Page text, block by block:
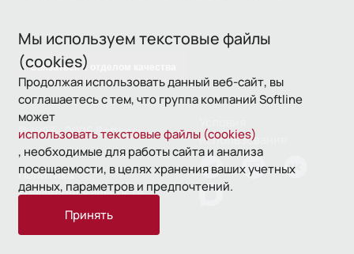
Мы используем текстовые файлы
(cookies)
Продолжая использовать данный веб-сайт, вы
соглашаетесь с тем, что группа компаний Softline
может
использовать текстовые файлы (cookies)
, необходимые для работы сайта и анализа
посещаемости, в целях хранения ваших учетных
данных, параметров и предпочтений.
Принять
Связаться с отделом качества
© 1993—2026 Softline
использования
Политика
конфиденциальности